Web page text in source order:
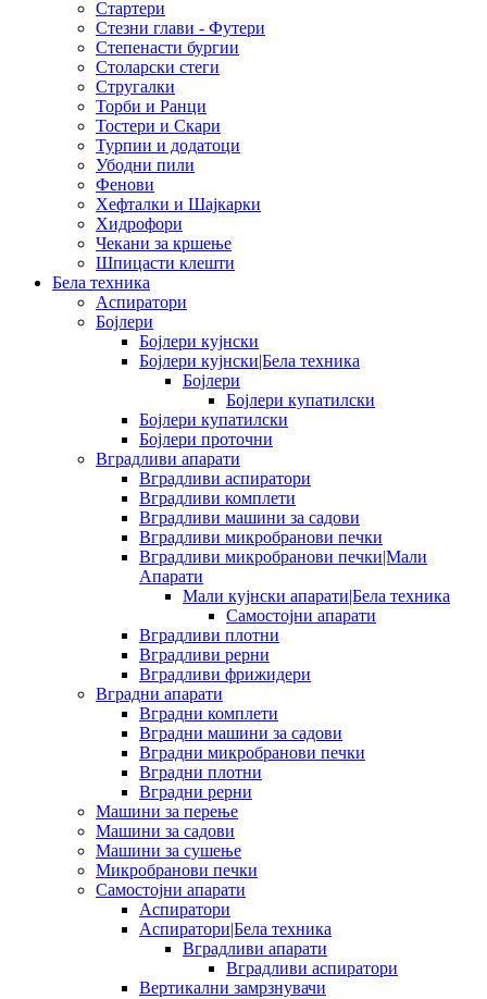
Стартери
Стезни глави - Футери
Степенасти бургии
Столарски стеги
Стругалки
Торби и Ранци
Тостери и Скари
Турпии и додатоци
Убодни пили
Фенови
Хефталки и Шајкарки
Хидрофори
Чекани за кршење
Шпицасти клешти
Бела техника
Аспиратори
Бојлери
Бојлери кујнски
Бојлери кујнски|Бела техника
Бојлери
Бојлери купатилски
Бојлери купатилски
Бојлери проточни
Вградливи апарати
Вградливи аспиратори
Вградливи комплети
Вградливи машини за садови
Вградливи микробранови печки
Вградливи микробранови печки|Мали
Апарати
Мали кујнски апарати|Бела техника
Самостојни апарати
Вградливи плотни
Вградливи рерни
Вградливи фрижидери
Вградни апарати
Вградни комплети
Вградни машини за садови
Вградни микробранови печки
Вградни плотни
Вградни рерни
Машини за перење
Машини за садови
Машини за сушење
Микробранови печки
Самостојни апарати
Аспиратори
Аспиратори|Бела техника
Вградливи апарати
Вградливи аспиратори
Вертикални замрзнувачи